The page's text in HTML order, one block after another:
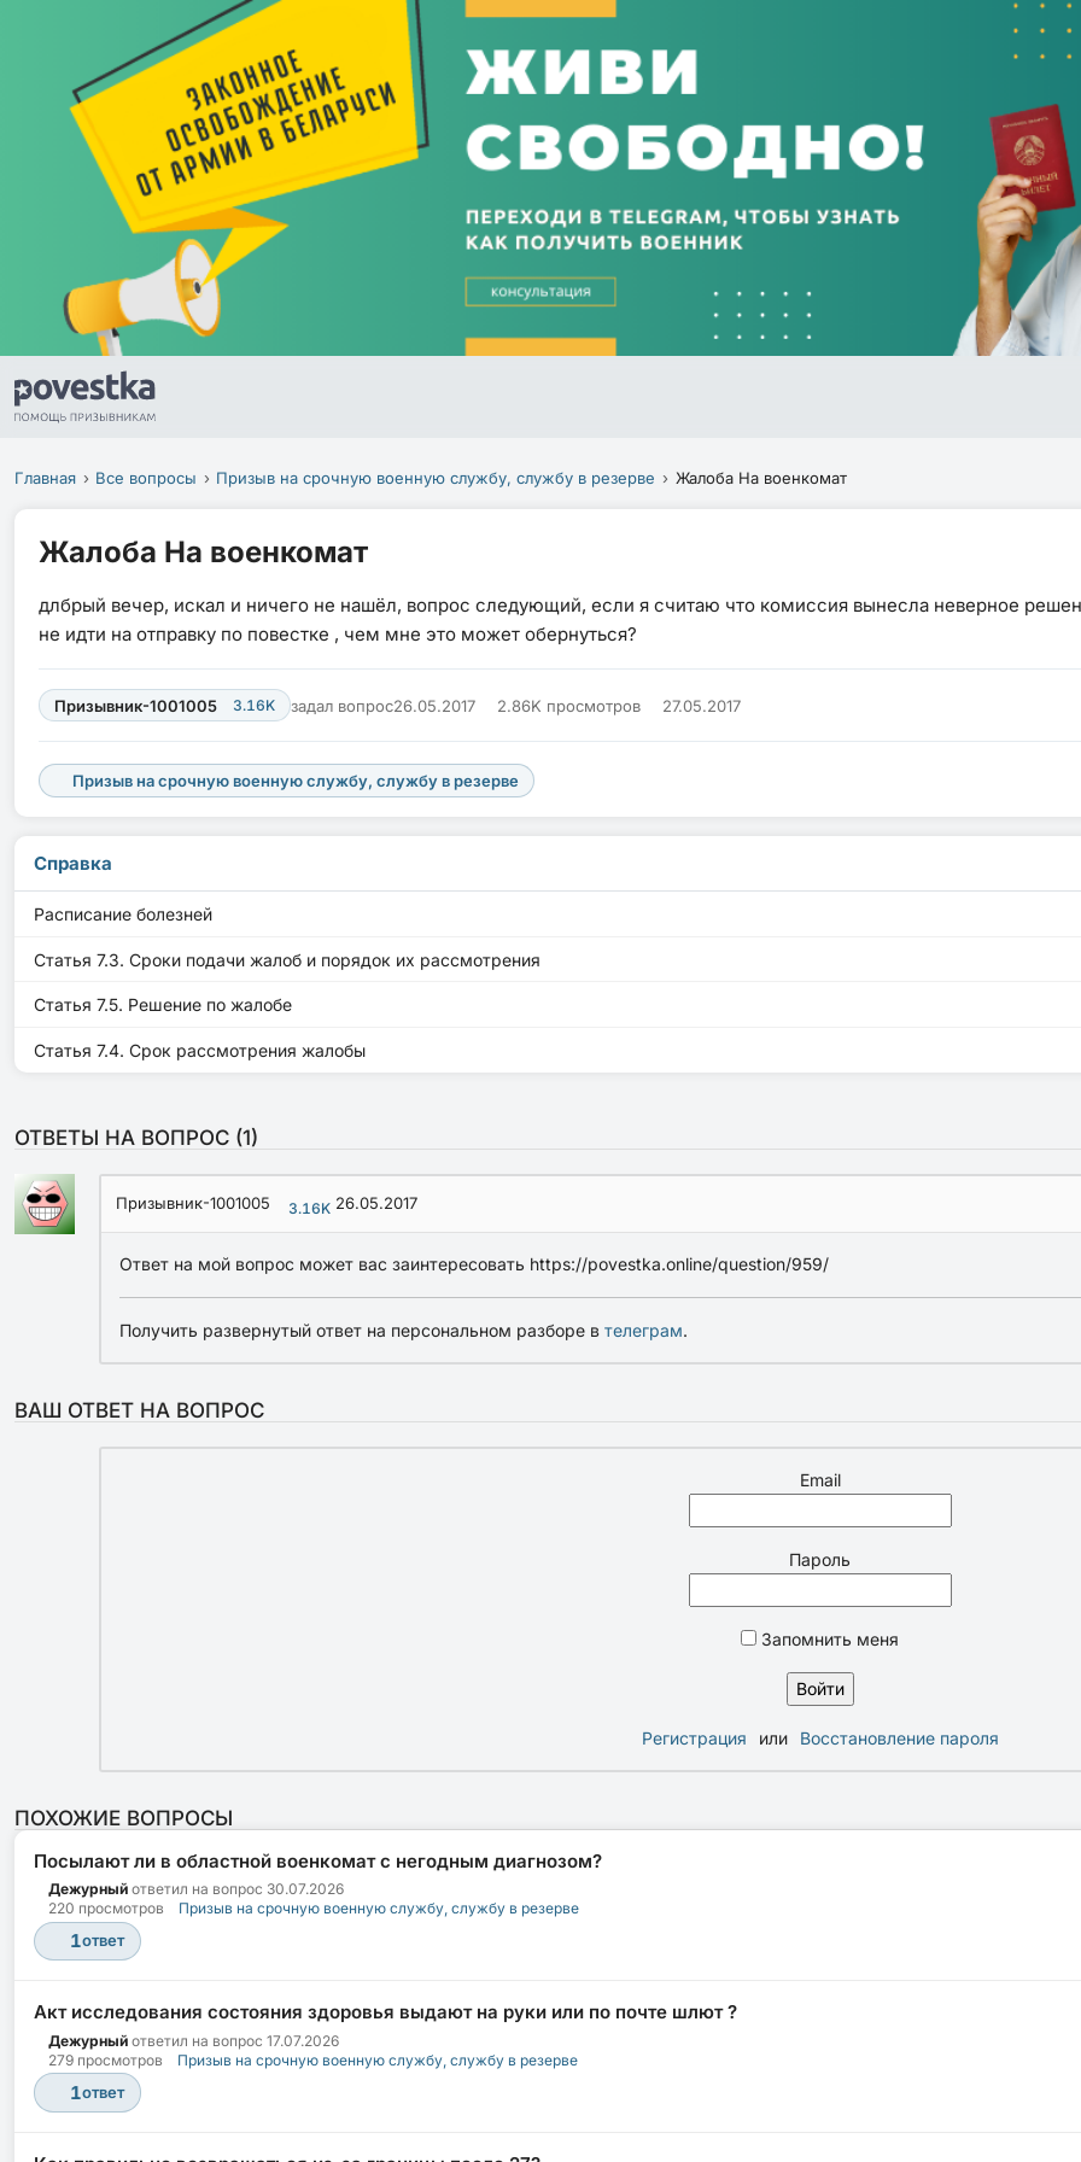
Главная Все вопросы Призыв на срочную военную службу, службу в резерве Жалоба На военкомат
Жалоба На военкомат
длбрый вечер, искал и ничего не нашёл, вопрос следующий, если я считаю что комиссия вынесла неверное
не идти на отправку по повестке , чем мне это может обернуться?
Призывник-1001005 3.16K задал вопрос26.05.2017 2.86K просмотров 27.05.2017
Призыв на срочную военную службу, службу в резерве
Справка
Расписание болезней
Статья 7.3. Сроки подачи жалоб и порядок их рассмотрения
Статья 7.5. Решение по жалобе
Статья 7.4. Срок рассмотрения жалобы
ОТВЕТЫ НА ВОПРОС (1)
Призывник-1001005 3.16K 26.05.2017
Ответ на мой вопрос может вас заинтересовать https://povestka.online/question/959/
Получить развернутый ответ на персональном разборе в телеграм.
ВАШ ОТВЕТ НА ВОПРОС
Email
Пароль
Запомнить меня
Регистрация или Восстановление пароля
ПОХОЖИЕ ВОПРОСЫ
Посылают ли в областной военкомат с негодным диагнозом?
Дежурный ответил на вопрос 30.07.2026
220 просмотров
Призыв на срочную военную службу, службу в резерве
1ответ
Акт исследования состояния здоровья выдают на руки или по почте шлют ?
Дежурный ответил на вопрос 17.07.2026
279 просмотров
Призыв на срочную военную службу, службу в резерве
1ответ